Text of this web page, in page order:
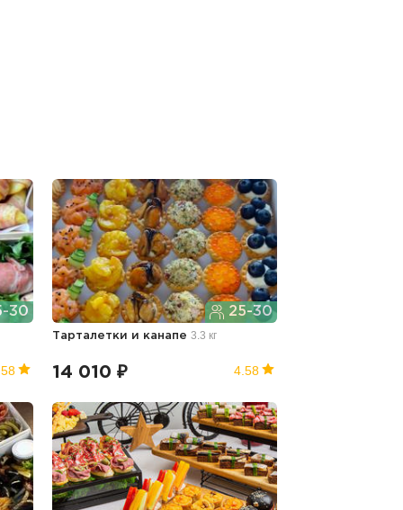
30 25-30
Тарталетки и канапе3.3 кг
14 010 ₽ 4.58